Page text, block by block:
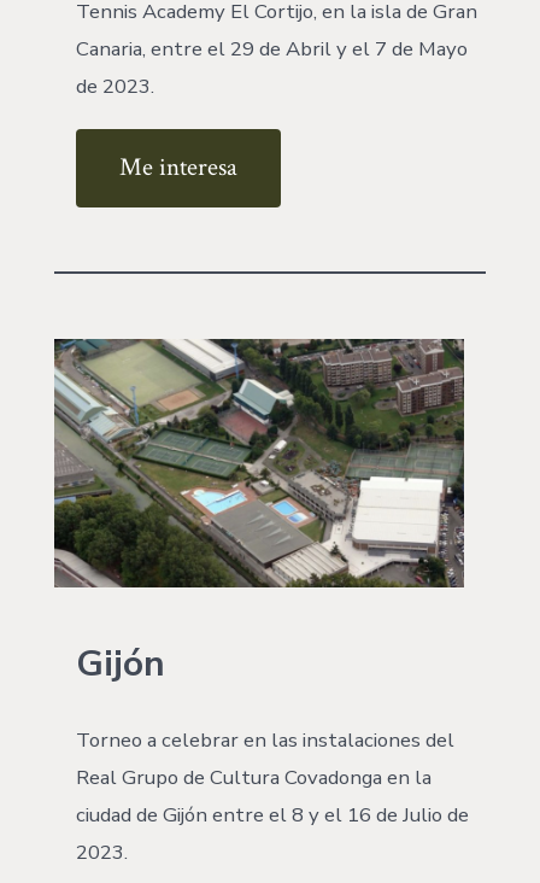
Tennis Academy El Cortijo, en la isla de Gran
Canaria, entre el 29 de Abril y el 7 de Mayo
de 2023.
Me interesa
Gijón
Torneo a celebrar en las instalaciones del
Real Grupo de Cultura Covadonga en la
ciudad de Gijón entre el 8 y el 16 de Julio de
2023.